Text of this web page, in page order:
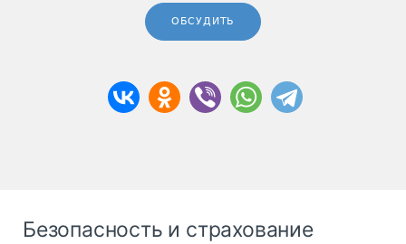
ОБСУДИТЬ
Безопасность и страхование